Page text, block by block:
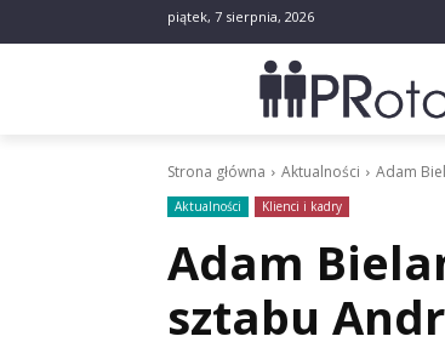
piątek, 7 sierpnia, 2026
Strona główna Aktualności Adam
Aktualności Klienci i kadry
Adam
sztabu